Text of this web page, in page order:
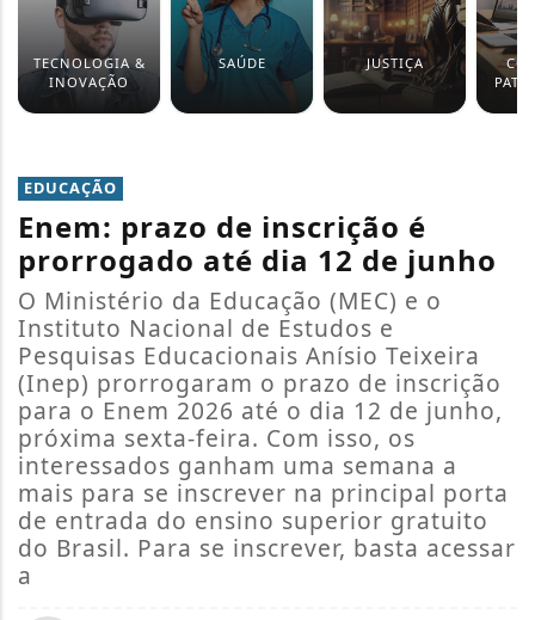
TECNOLOGIA &
INOVAÇÃO
SAÚDE JUSTIÇA
EDUCAÇÃO
Enem: prazo de inscrição é
prorrogado até dia 12 de junho
O Ministério da Educação (MEC) e o
Instituto Nacional de Estudos e
Pesquisas Educacionais Anísio Teixeira
(Inep) prorrogaram o prazo de inscrição
para o Enem 2026 até o dia 12 de junho,
próxima sexta-feira. Com isso, os
interessados ganham uma semana a
mais para se inscrever na principal porta
de entrada do ensino superior gratuito
do Brasil. Para se inscrever, basta acessar
a